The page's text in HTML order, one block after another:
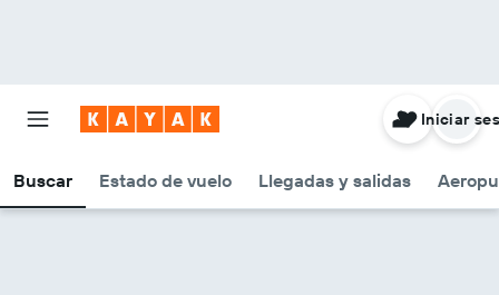
Buscar Estado de vuelo Llegadas y salidas
Iniciar